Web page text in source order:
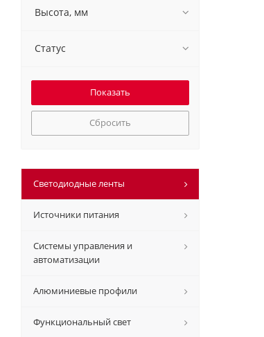
Высота, мм
Статус
Сбросить
Светодиодные ленты
Источники питания
Системы управления и
автоматизации
Алюминиевые профили
Функциональный свет